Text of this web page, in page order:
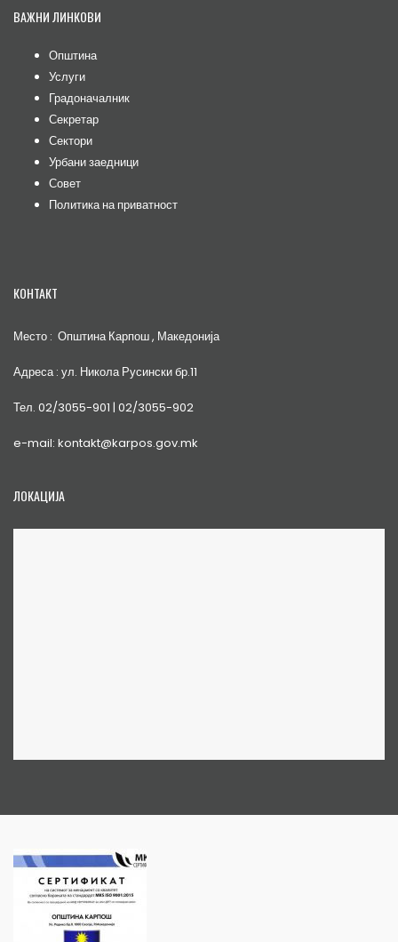
ВАЖНИ ЛИНКОВИ
Општина
Услуги
Градоначалник
Секретар
Сектори
Урбани заедници
Совет
Политика на приватност
КОНТАКТ
Место : Општина Карпош , Македонија
Адреса : ул. Никола Русински бр.11
Тел. 02/3055-901 | 02/3055-902
e-mail: kontakt@karpos.gov.mk
ЛОКАЦИЈА